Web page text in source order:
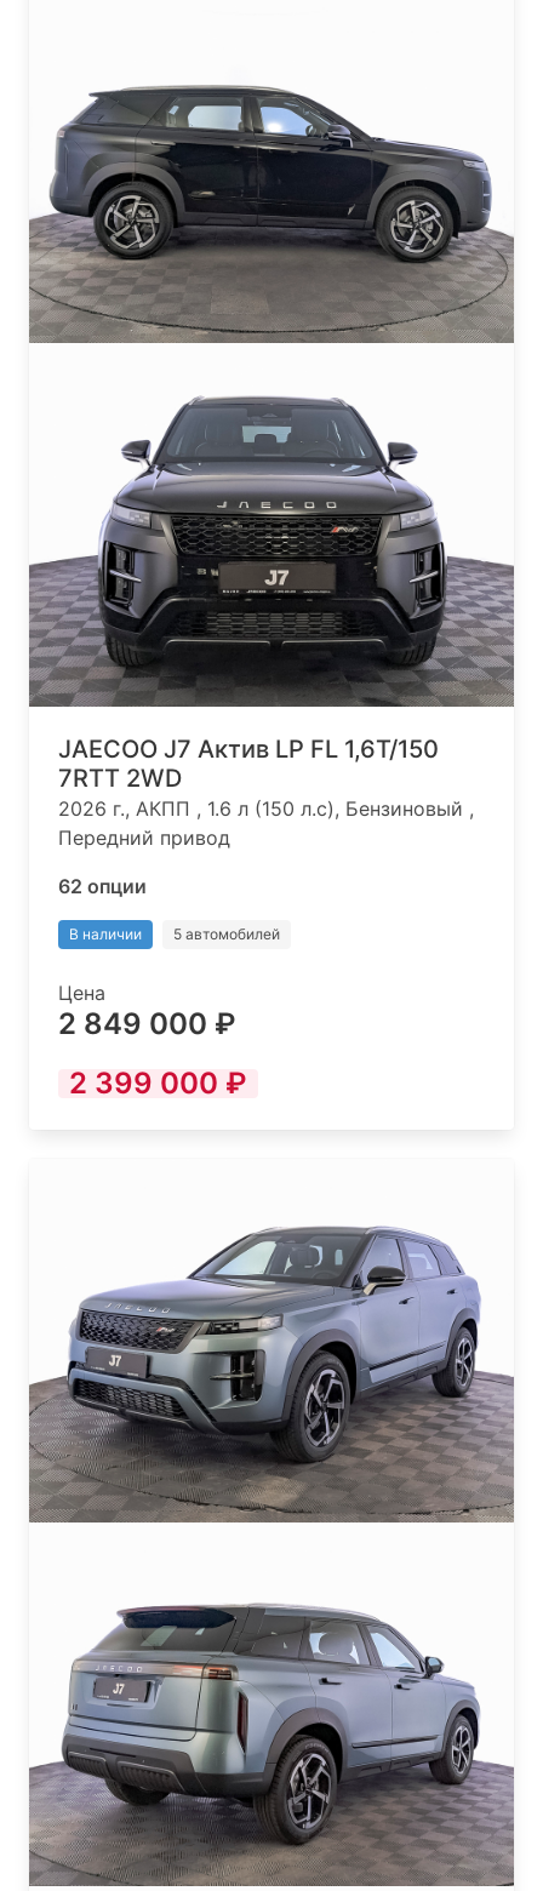
JAECOO J7 Актив LP FL 1,6T/150
7RTT 2WD
2026 г., АКПП , 1.6 л (150 л.с), Бензиновый ,
Передний привод
62 опции
В наличии 5 автомобилей
Цена
2 849 000 ₽
2 399 000 ₽